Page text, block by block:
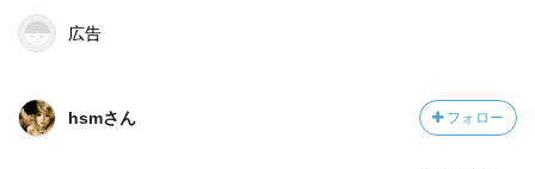
広告
hsmさん フォロー